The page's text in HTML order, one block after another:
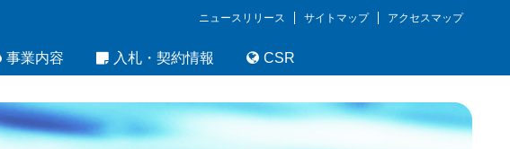
ニュースリリース サイトマップ アクセスマップ
事業内容 入札・契約情報 CSR